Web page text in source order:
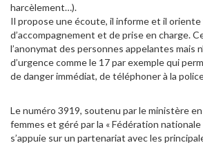
harcèlement…).
Il propose une écoute, il informe et il
d’accompagnement et de prise en charge.
l’anonymat des personnes appelantes mais
d’urgence comme le 17 par exemple qui
de danger immédiat, de téléphoner à la
Le numéro 3919, soutenu par le ministère
femmes et géré par la « Fédération
s’appuie sur un partenariat avec les